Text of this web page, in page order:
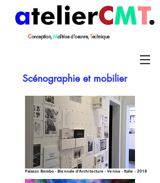
Conception,Maîtrised'oeuvre,Technique
Scénographie et mobilier
Palazzo Bembo - Biennale d'Architecture - Venise - Italie - 2018